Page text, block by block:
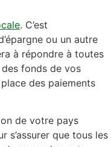
. C’est
ou un autre
à répondre à toutes
fonds de vos
des paiements
de votre pays
s’assurer que tous les